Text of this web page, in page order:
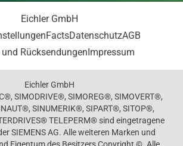
Eichler GmbH
FactsDatenschutzAGB
RücksendungenImpressum
Eichler GmbH
SIMODRIVE®, SIMOREG®, SIMOVERT®,
SINUMERIK®, SIPART®, SITOP®,
TELEPERM® sind eingetragene
SIEMENS AG. Alle weiteren Marken und